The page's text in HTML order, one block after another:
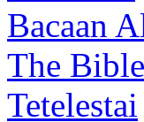
Bacaan
The
Tetelestai